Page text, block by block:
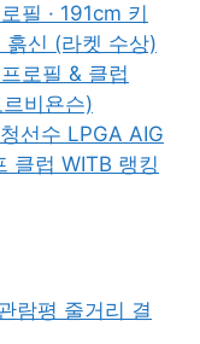
필 · 191cm 키
흙신 (라켓 수상)
로필 & 클럽
비욘슨)
선수 LPGA AIG
클럽 WITB 랭킹
람평 줄거리 결